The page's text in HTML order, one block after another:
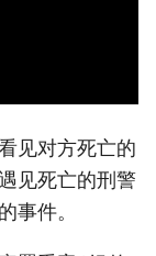
见对方死亡的
见死亡的刑警
事件。